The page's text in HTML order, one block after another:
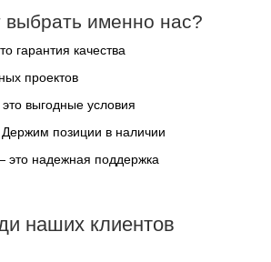
выбрать именно нас?
гарантия качества
проектов
выгодные условия
позиции в наличии
это надежная поддержка
наших клиентов